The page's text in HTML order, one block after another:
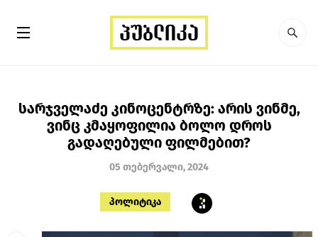
სარჯველაძე კინოცენტრზე: არის ვინმე,
ვინც კმაყოფილია ბოლო დროს
გადაღებული ფილმებით?
05 თებერვალი, 2024
პოლიტიკა